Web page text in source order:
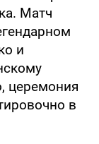
Матч
и
церемония
в